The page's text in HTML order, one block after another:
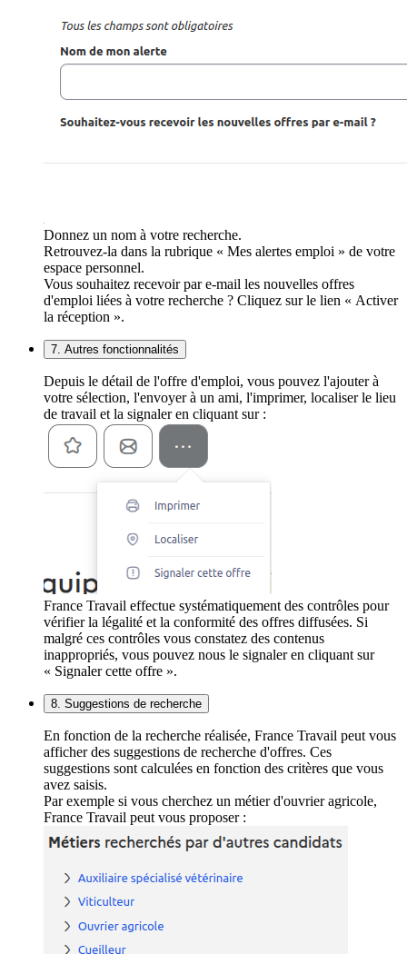
Donnez un nom à votre recherche.
Retrouvez-la dans la rubrique « Mes alertes emploi » de votre
espace personnel.
Vous souhaitez recevoir par e-mail les nouvelles offres
d'emploi liées à votre recherche ? Cliquez sur le lien « Activer
la réception ».
7. Autres fonctionnalités
Depuis le détail de l'offre d'emploi, vous pouvez l'ajouter à
votre sélection, l'envoyer à un ami, l'imprimer, localiser le lieu
de travail et la signaler en cliquant sur :
France Travail effectue systématiquement des contrôles pour
vérifier la légalité et la conformité des offres diffusées. Si
malgré ces contrôles vous constatez des contenus
inappropriés, vous pouvez nous le signaler en cliquant sur
« Signaler cette offre ».
8. Suggestions de recherche
En fonction de la recherche réalisée, France Travail peut vous
afficher des suggestions de recherche d'offres. Ces
suggestions sont calculées en fonction des critères que vous
avez saisis.
Par exemple si vous cherchez un métier d'ouvrier agricole,
France Travail peut vous proposer :